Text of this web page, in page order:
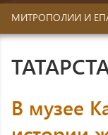
МИТРОПОЛИИ И
В музее